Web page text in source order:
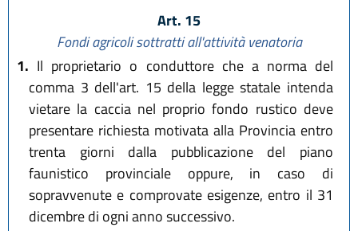
Art. 15
Fondi agricoli sottratti all'attività venatoria
1. Il proprietario o conduttore che a norma del
comma 3 dell'art. 15 della legge statale intenda
vietare la caccia nel proprio fondo rustico deve
presentare richiesta motivata alla Provincia entro
trenta giorni dalla pubblicazione del piano
faunistico provinciale oppure, in caso di
sopravvenute e comprovate esigenze, entro il 31
dicembre di ogni anno successivo.